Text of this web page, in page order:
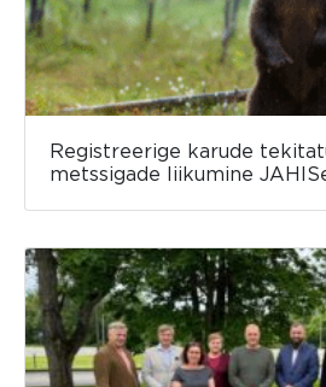
Registreerige karude
metssigade liikumine